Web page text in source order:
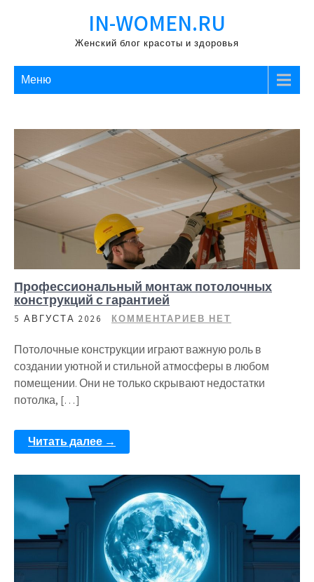
IN-WOMEN.RU
Женский блог красоты и здоровья
Меню
Профессиональный монтаж потолочных
конструкций с гарантией
5 АВГУСТА 2026 КОММЕНТАРИЕВ НЕТ
Потолочные конструкции играют важную роль в
создании уютной и стильной атмосферы в любом
помещении. Они не только скрывают недостатки
потолка, […]
Читать далее →